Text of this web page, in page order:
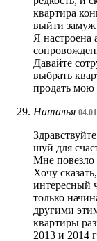
квартира
выйти
Я
Давайте
выбрать
продать мою
Наталья
шуй для
Мне повезло
Хочу
интересный
только
другими
квартиры
2013 и 2014